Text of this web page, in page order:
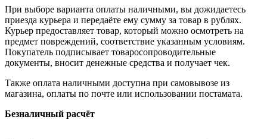
При выборе варианта оплаты наличными, вы дожидаетесь
приезда курьера и передаёте ему сумму за товар в рублях.
Курьер предоставляет товар, который можно осмотреть на
предмет повреждений, соответствие указанным условиям.
Покупатель подписывает товаросопроводительные
документы, вносит денежные средства и получает чек.
Также оплата наличными доступна при самовывозе из
магазина, оплаты по почте или использовании постамата.
Безналичный расчёт